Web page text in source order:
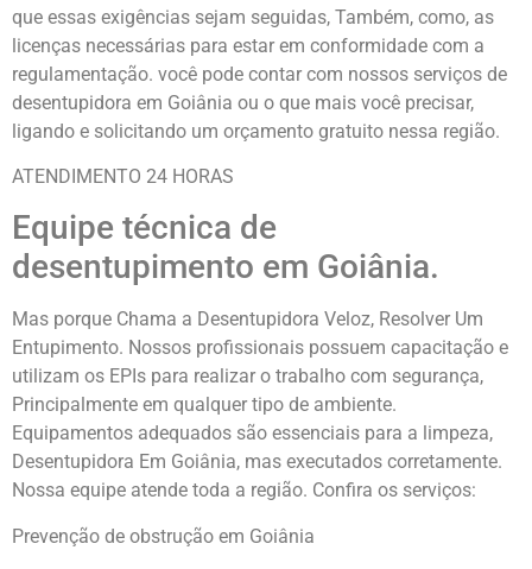
que essas exigências sejam seguidas, Também, como, as
licenças necessárias para estar em conformidade com a
regulamentação. você pode contar com nossos serviços de
desentupidora em Goiânia ou o que mais você precisar,
ligando e solicitando um orçamento gratuito nessa região.
ATENDIMENTO 24 HORAS
Equipe técnica de
desentupimento em Goiânia.
Mas porque Chama a Desentupidora Veloz, Resolver Um
Entupimento. Nossos profissionais possuem capacitação e
utilizam os EPIs para realizar o trabalho com segurança,
Principalmente em qualquer tipo de ambiente.
Equipamentos adequados são essenciais para a limpeza,
Desentupidora Em Goiânia, mas executados corretamente.
Nossa equipe atende toda a região. Confira os serviços:
Prevenção de obstrução em Goiânia